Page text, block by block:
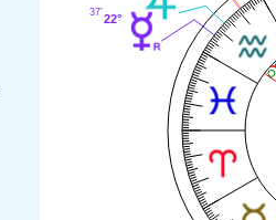
22°
37'